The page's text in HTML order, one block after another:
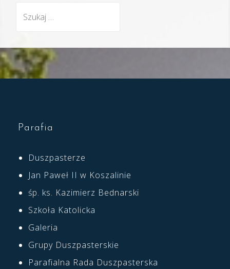
Parafia
Duszpasterze
Jan Paweł II w Koszalinie
śp. ks. Kazimierz Bednarski
Szkoła Katolicka
Galeria
Grupy Duszpasterskie
Parafialna Rada Duszpasterska